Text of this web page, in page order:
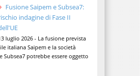
Fusione Saipem e Subsea7:
indagine di Fase II
luglio 2026 - La fusione prevista
italiana Saipem e la società
Subsea7 potrebbe essere oggetto